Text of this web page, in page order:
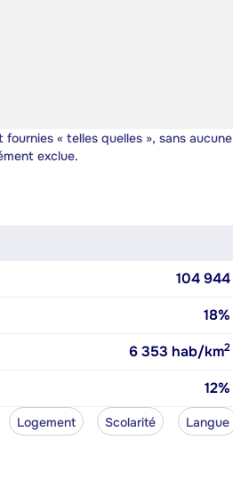
« telles quelles », sans aucune
exclue.
104 944
18%
6 353 hab/km2
12%
Logement Scolarité Langue